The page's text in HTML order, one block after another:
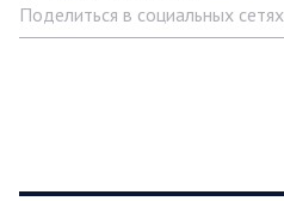
Поделиться в социальных сетях